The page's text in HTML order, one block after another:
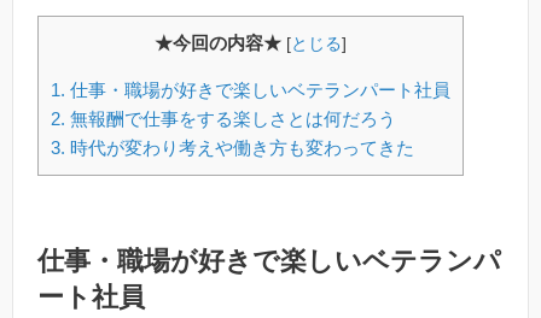
★今回の内容★ [とじる]
1. 仕事・職場が好きで楽しいベテランパート社員
2. 無報酬で仕事をする楽しさとは何だろう
3. 時代が変わり考えや働き方も変わってきた
仕事・職場が好きで楽しいベテランパ
ート社員